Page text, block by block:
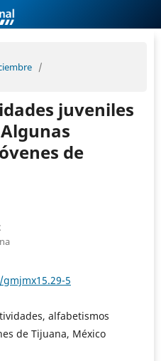
/
juveniles
de
5
alfabetismos
de Tijuana, México